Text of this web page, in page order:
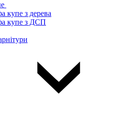
купе з дерева
купе з ДСП